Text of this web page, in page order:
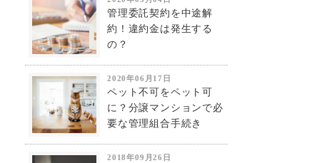
管理委託契約を中途解
約！違約金は発生する
の？
2020年06月17日
ペット不可をペット可
に？分譲マンションで必
要な管理組合手続き
2018年09月26日